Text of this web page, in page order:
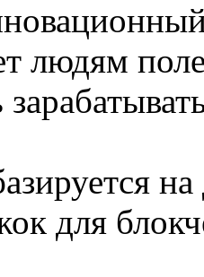
людям
для